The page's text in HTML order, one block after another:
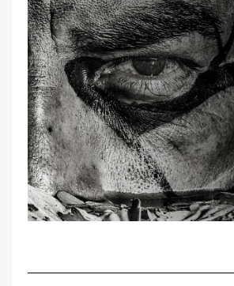
RECUEIL